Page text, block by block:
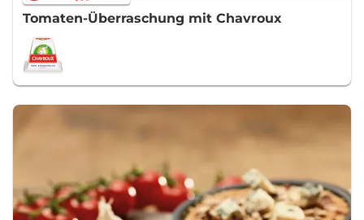
Tomaten-Überraschung mit Chavroux